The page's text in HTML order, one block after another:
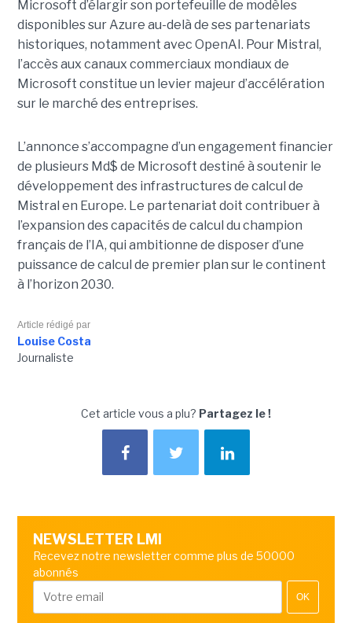
Microsoft d’élargir son portefeuille de modèles
disponibles sur Azure au-delà de ses partenariats
historiques, notamment avec OpenAI. Pour Mistral,
l’accès aux canaux commerciaux mondiaux de
Microsoft constitue un levier majeur d’accélération
sur le marché des entreprises.
L’annonce s’accompagne d’un engagement financier
de plusieurs Md$ de Microsoft destiné à soutenir le
développement des infrastructures de calcul de
Mistral en Europe. Le partenariat doit contribuer à
l’expansion des capacités de calcul du champion
français de l’IA, qui ambitionne de disposer d’une
puissance de calcul de premier plan sur le continent
à l’horizon 2030.
Article rédigé par
Louise Costa
Journaliste
Cet article vous a plu? Partagez le !
NEWSLETTER LMI
Recevez notre newsletter comme plus de 50000
abonnés
OK